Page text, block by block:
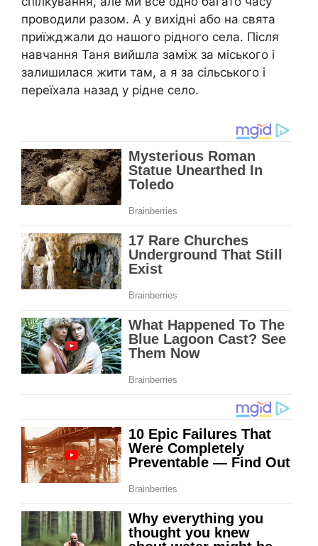
проводили разом. А у вихідні або на свята
приїжджали до нашого рідного села. Після
навчання Таня вийшла заміж за міського і
залишилася жити там, а я за сільського і
переїхала назад у рідне село.